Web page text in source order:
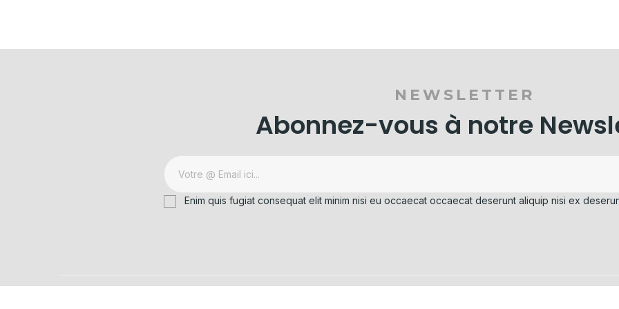
NEWSLETTER
Abonnez-vous à notre
Enim quis fugiat consequat elit minim nisi eu occaecat occaecat deserunt aliquip nisi ex